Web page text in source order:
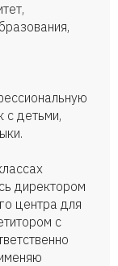
с детьми,
директором
центра для
с